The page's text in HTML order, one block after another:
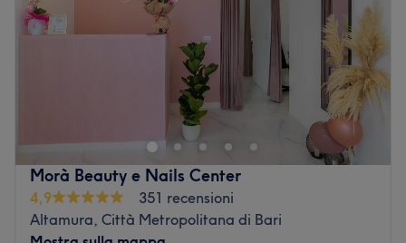
Sabato
13:30
Domenica
Chiuso
Il centro estetico Dem Estetica si trova al numero 71 di via
Madonna del Pozzo a Capurso, in provincia di Bari, ed è
il luogo ideale per prendersi cura del proprio corpo e del
proprio benessere. Con trattamenti specializzati e
prodotti di ottima qualità del brand ISHI, la titolare
Alessandra de Muri si occupa della bellezza di corpo,
viso e mani dei suoi clienti. Nel centro infatti, in un
ambiente rilassante e accogliente, si può usufruire di
Morà Beauty e Nails Center
4,9
351 recensioni
Altamura, Città Metropolitana di Bari